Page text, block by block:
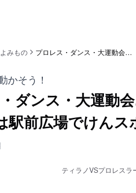
みもの プロレス・ダンス・大運動会…
かそう！
ダンス・大運動
駅前広場でけんス
ティラノVSプロレスラ